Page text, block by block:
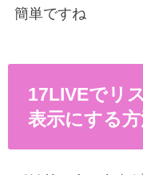
簡単ですね
17LIVEでリ
表示にする方